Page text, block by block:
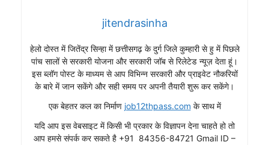
jitendrasinha
हेलो दोस्त में जितेंद्र सिन्हा में छत्तीसगढ़ के दुर्ग जिले कुम्हारी से हु में पिछले
पांच सालों से सरकारी योजना और सरकारी जॉब से रिलेटेड न्यूज़ देता हूं।
इस ब्लॉग पोस्ट के माध्यम से आप विभिन्न सरकारी और प्राइवेट नौकरियों
के बारे में जान सकेंगे और सही समय पर अपनी तैयारी शुरू कर सकेंगे।
एक बेहतर कल का निर्माण job12thpass.com के साथ में
यदि आप इस वेबसाइट में किसी भी प्रकार के विज्ञापन देना चाहते हो तो
आप हमसे संपर्क कर सकते है +91 84356-84721 Gmail ID –